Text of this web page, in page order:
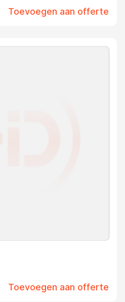
Toevoegen aan offerte
Toevoegen aan offerte